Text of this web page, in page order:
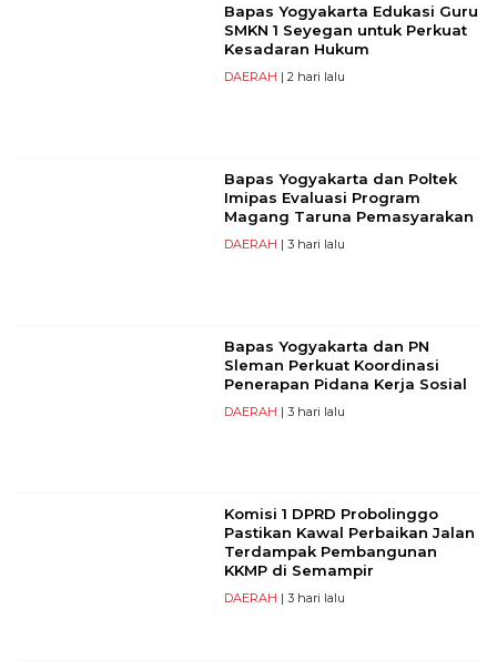
Bapas Yogyakarta Edukasi Guru
SMKN 1 Seyegan untuk Perkuat
Kesadaran Hukum
DAERAH | 2 hari lalu
Bapas Yogyakarta dan Poltek
Imipas Evaluasi Program
Magang Taruna Pemasyarakan
DAERAH | 3 hari lalu
Bapas Yogyakarta dan PN
Sleman Perkuat Koordinasi
Penerapan Pidana Kerja Sosial
DAERAH | 3 hari lalu
Komisi 1 DPRD Probolinggo
Pastikan Kawal Perbaikan Jalan
Terdampak Pembangunan
KKMP di Semampir
DAERAH | 3 hari lalu